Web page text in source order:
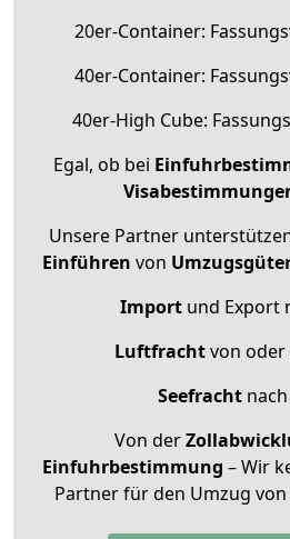
20er-Container:
40er-Container:
40er-High Cube:
Egal, ob bei
Unsere Partner
Einführen von
Importund Export
Luftfrachtvon oder
Seefrachtnach
Von der
Einfuhrbestimmung – Wir
Partner für den Umzug